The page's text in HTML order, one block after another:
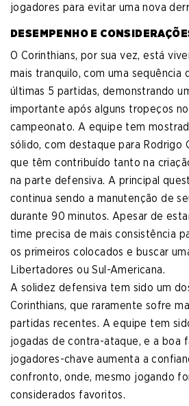
jogadores para evitar uma nova
DESEMPENHO E
O Corinthians, por sua vez, está
mais tranquilo, com uma sequência
últimas 5 partidas, demonstrando
importante após alguns tropeços
campeonato. A equipe tem
sólido, com destaque para Rodrigo
que têm contribuído tanto na
na parte defensiva. A principal
continua sendo a manutenção de
durante 90 minutos. Apesar de
time precisa de mais consistência
os primeiros colocados e buscar
Libertadores ou Sul-Americana.
A solidez defensiva tem sido um
Corinthians, que raramente sofre
partidas recentes. A equipe tem
jogadas de contra-ataque, e a boa
jogadores-chave aumenta a
confronto, onde, mesmo jogando
considerados favoritos.